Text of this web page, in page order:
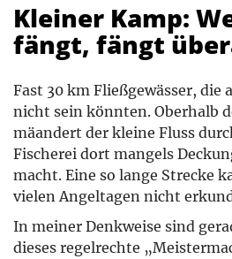
Kleiner Kamp:
fängt, fängt
Fast 30 km Fließgewässer, die
nicht sein könnten. Oberhalb
mäandert der kleine Fluss
Fischerei dort mangels
macht. Eine so lange Strecke
vielen Angeltagen nicht
In meiner Denkweise sind
dieses regelrechte